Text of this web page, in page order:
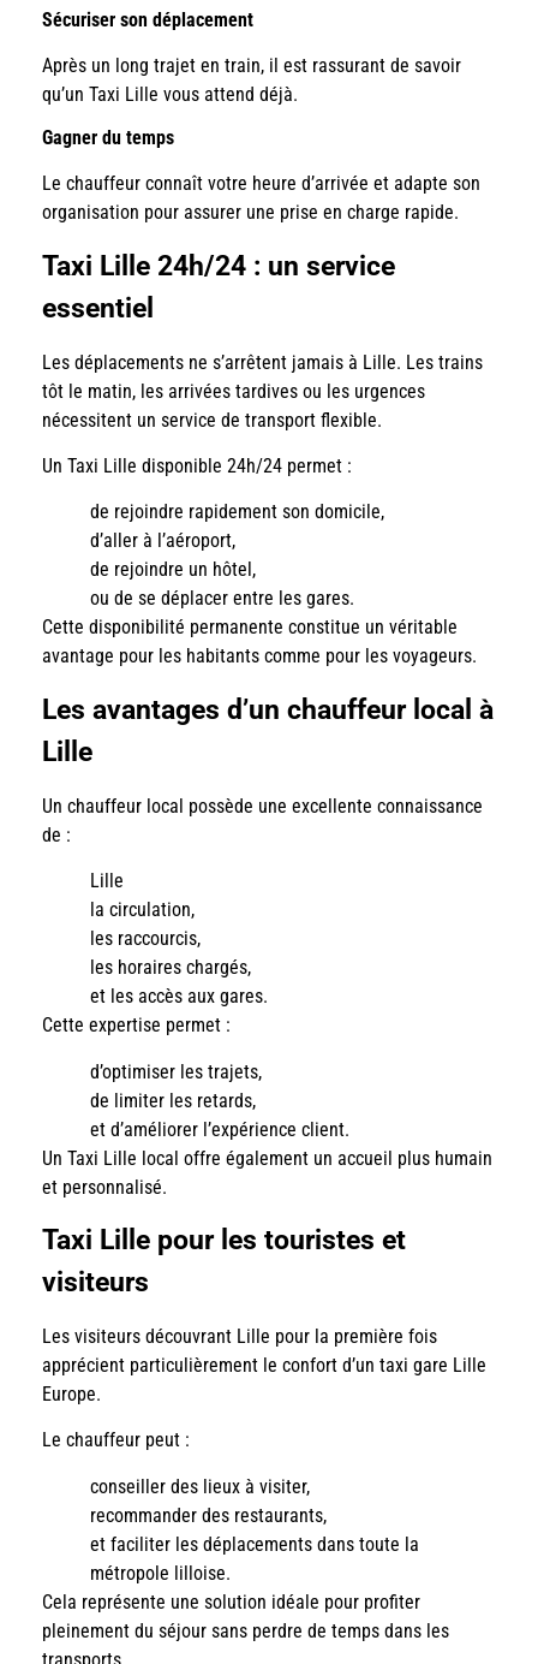
Sécuriser son déplacement
Après un long trajet en train, il est rassurant de savoir
qu’un Taxi Lille vous attend déjà.
Gagner du temps
Le chauffeur connaît votre heure d’arrivée et adapte son
organisation pour assurer une prise en charge rapide.
Taxi Lille 24h/24 : un service
essentiel
Les déplacements ne s’arrêtent jamais à Lille. Les trains
tôt le matin, les arrivées tardives ou les urgences
nécessitent un service de transport flexible.
Un Taxi Lille disponible 24h/24 permet :
de rejoindre rapidement son domicile,
d’aller à l’aéroport,
de rejoindre un hôtel,
ou de se déplacer entre les gares.
Cette disponibilité permanente constitue un véritable
avantage pour les habitants comme pour les voyageurs.
Les avantages d’un chauffeur local à
Lille
Un chauffeur local possède une excellente connaissance
de :
Lille
la circulation,
les raccourcis,
les horaires chargés,
et les accès aux gares.
Cette expertise permet :
d’optimiser les trajets,
de limiter les retards,
et d’améliorer l’expérience client.
Un Taxi Lille local offre également un accueil plus humain
et personnalisé.
Taxi Lille pour les touristes et
visiteurs
Les visiteurs découvrant Lille pour la première fois
apprécient particulièrement le confort d’un taxi gare Lille
Europe.
Le chauffeur peut :
conseiller des lieux à visiter,
recommander des restaurants,
et faciliter les déplacements dans toute la
métropole lilloise.
Cela représente une solution idéale pour profiter
pleinement du séjour sans perdre de temps dans les